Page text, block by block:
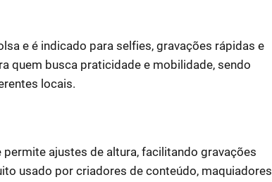
e é indicado para selfies, gravações rápidas e
quem busca praticidade e mobilidade, sendo
locais.
ajustes de altura, facilitando gravações
usado por criadores de conteúdo, maquiadores